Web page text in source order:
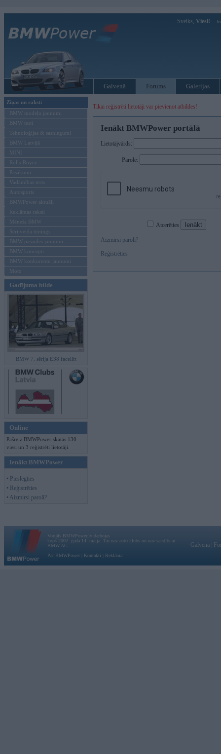
Sveiks, Viesi!
Galvenā Forums Galerijas
Ziņas un raksti
BMW modeļu jaunumi
BMW testi
Tehnoloģijas & sasniegumi
BMW Latvijā
MINI
Rolls-Royce
Pasākumi
Vadāmības tests
Autosports
BMWPower aktuāli
Reklāmas raksti
Mēneša BMW
Sērijveida tūnings
BMW pasaules jaunumi
BMW koncepti
BMW konkurentu jaunumi
Moto
Gadījuma bilde
BMW 7. sērija E38 facelift
Online
Pašreiz BMWPower skatās 130
viesi un 3 reģistrēti lietotāji.
Ienākt BMWPower
• Pieslēgties
• Reģistrēties
• Aizmirsi paroli?
Tikai reģistrēti lietotāji var pievienot atbildes!
Ienākt BMWPower portālā
Lietotājvārds:
Parole:
Atcerēties
Aizmirsi paroli?
Reģistrēties
Vortāls BMWPower.lv darbojas
kopš 2002. gada 14. maija. Tas nav auto klubs un nav saistīts ar
BMW AG.
Par BMWPower
Kontakti Reklāma
Galvena